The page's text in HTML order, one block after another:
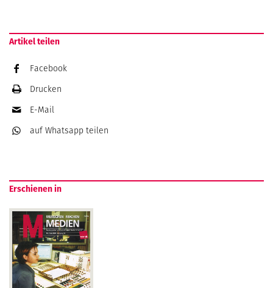
Artikel teilen
Facebook
Drucken
E-Mail
auf Whatsapp teilen
Erschienen in